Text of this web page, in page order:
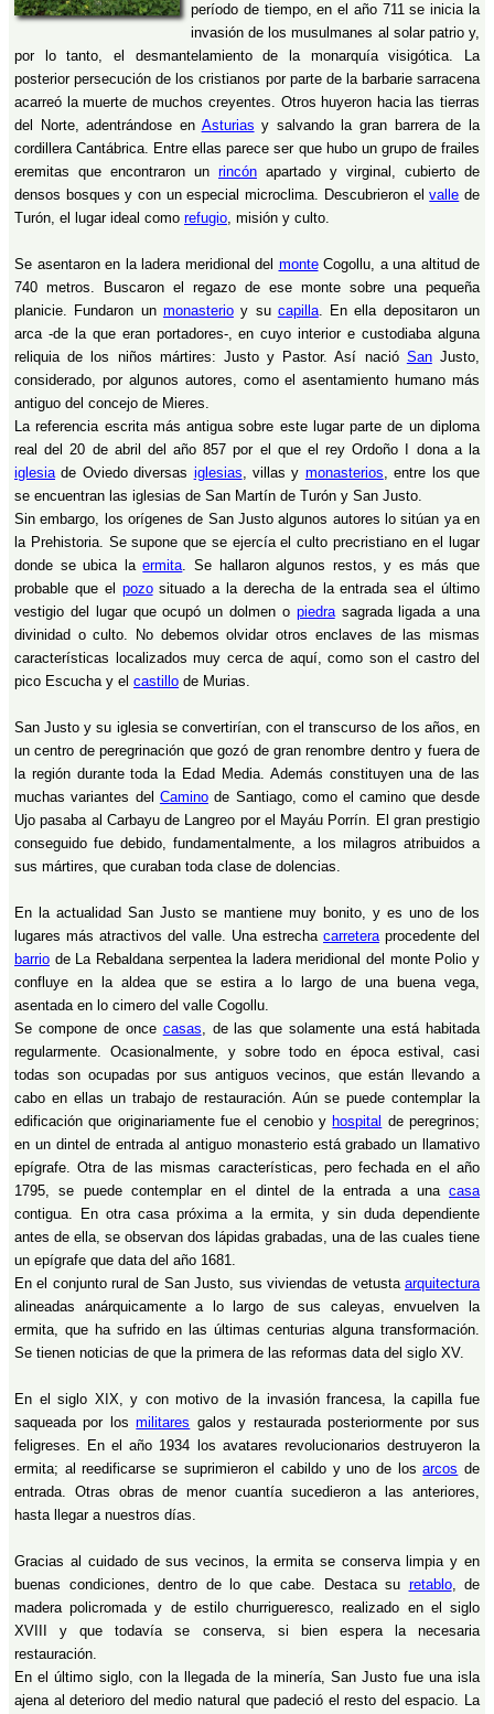
período de tiempo, en el año 711 se inicia la
invasión de los musulmanes al solar patrio y,
por lo tanto, el desmantelamiento de la monarquía visigótica. La
posterior persecución de los cristianos por parte de la barbarie sarracena
acarreó la muerte de muchos creyentes. Otros huyeron hacia las tierras
del Norte, adentrándose en Asturias y salvando la gran barrera de la
cordillera Cantábrica. Entre ellas parece ser que hubo un grupo de frailes
eremitas que encontraron un rincón apartado y virginal, cubierto de
densos bosques y con un especial microclima. Descubrieron elvalle de
Turón, el lugar ideal como refugio, misión y culto.
Se asentaron en la ladera meridional del monteCogollu, a una altitud de
740 metros. Buscaron el regazo de ese monte sobre una pequeña
planicie. Fundaron un monasterioy su capilla. En ella depositaron un
arca -de la que eran portadores-, en cuyo interior e custodiaba alguna
reliquia de los niños mártires: Justo y Pastor. Así nació SanJusto,
considerado, por algunos autores, como el asentamiento humano más
antiguo del concejo de Mieres.
La referencia escrita más antigua sobre este lugar parte de un diploma
real del 20 de abril del año 857 por el que el rey Ordoño I dona a la
iglesiade Oviedo diversas iglesias, villas y monasterios, entre los que
se encuentran las iglesias de San Martín de Turón y San Justo.
Sin embargo, los orígenes de San Justo algunos autores lo sitúan ya en
la Prehistoria. Se supone que se ejercía el culto precristiano en el lugar
donde se ubica laermita. Se hallaron algunos restos, y es más que
probable que el pozosituado a la derecha de la entrada sea el último
vestigio del lugar que ocupó un dolmen o piedrasagrada ligada a una
divinidad o culto. No debemos olvidar otros enclaves de las mismas
características localizados muy cerca de aquí, como son el castro del
pico Escucha y el castillo de Murias.
San Justo y su iglesia se convertirían, con el transcurso de los años, en
un centro de peregrinación que gozó de gran renombre dentro y fuera de
la región durante toda la Edad Media. Además constituyen una de las
muchas variantes del Caminode Santiago, como el camino que desde
Ujo pasaba al Carbayu de Langreo por el Mayáu Porrín. El gran prestigio
conseguido fue debido, fundamentalmente, a los milagros atribuidos a
sus mártires, que curaban toda clase de dolencias.
En la actualidad San Justo se mantiene muy bonito, y es uno de los
lugares más atractivos del valle. Una estrecha carreteraprocedente del
barrio de La Rebaldana serpentea la ladera meridional del monte Polio y
confluye en la aldea que se estira a lo largo de una buena vega,
asentada en lo cimero del valle Cogollu.
Se compone de once casas, de las que solamente una está habitada
regularmente. Ocasionalmente, y sobre todo en época estival, casi
todas son ocupadas por sus antiguos vecinos, que están llevando a
cabo en ellas un trabajo de restauración. Aún se puede contemplar la
edificación que originariamente fue el cenobio y hospital de peregrinos;
en un dintel de entrada al antiguo monasterio está grabado un llamativo
epígrafe. Otra de las mismas características, pero fechada en el año
1795, se puede contemplar en el dintel de la entrada a una casa
contigua. En otra casa próxima a la ermita, y sin duda dependiente
antes de ella, se observan dos lápidas grabadas, una de las cuales tiene
un epígrafe que data del año 1681.
En el conjunto rural de San Justo, sus viviendas de vetusta arquitectura
alineadas anárquicamente a lo largo de sus caleyas, envuelven la
ermita, que ha sufrido en las últimas centurias alguna transformación.
Se tienen noticias de que la primera de las reformas data del siglo XV.
En el siglo XIX, y con motivo de la invasión francesa, la capilla fue
saqueada por losmilitares galos y restaurada posteriormente por sus
feligreses. En el año 1934 los avatares revolucionarios destruyeron la
ermita; al reedificarse se suprimieron el cabildo y uno de losarcos de
entrada. Otras obras de menor cuantía sucedieron a las anteriores,
hasta llegar a nuestros días.
Gracias al cuidado de sus vecinos, la ermita se conserva limpia y en
buenas condiciones, dentro de lo que cabe. Destaca su retablo, de
madera policromada y de estilo churrigueresco, realizado en el siglo
XVIII y que todavía se conserva, si bien espera la necesaria
restauración.
En el último siglo, con la llegada de la minería, San Justo fue una isla
ajena al deterioro del medio natural que padeció el resto del espacio. La